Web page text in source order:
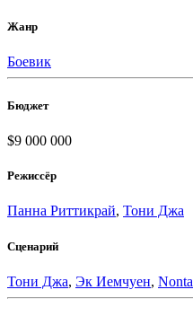
Жанр
Боевик
Бюджет
$9 000 000
Режиссёр
Панна Риттикрай, Тони Джа
Сценарий
Тони Джа, Эк Иемчуен,